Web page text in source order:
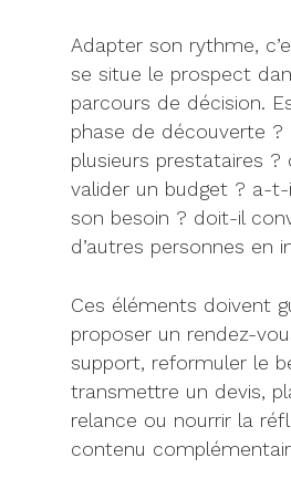
Adapter son rythme,
se situe le prospect
parcours de décision.
phase de découverte
plusieurs prestataires
valider un budget ? a-
son besoin ? doit-il
d’autres personnes en
Ces éléments doivent
proposer un rendez-
support, reformuler le
transmettre un devis,
relance ou nourrir la
contenu